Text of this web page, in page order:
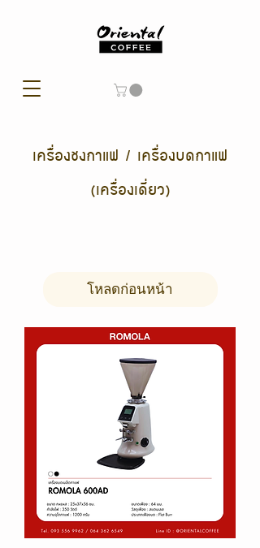
เครื่องชงกาแฟ / เครื่องบดกาแฟ
(เครื่องเดี่ยว)
โหลดก่อนหน้า